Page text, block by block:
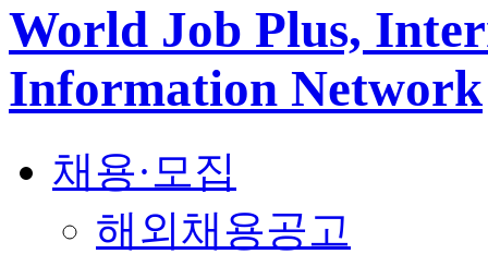
World Job Plus,
Information Network
채용·모집
해외채용공고